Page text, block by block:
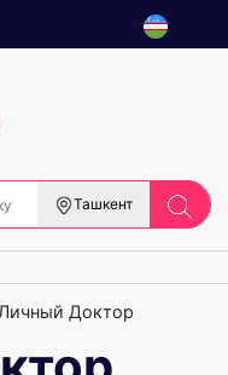
Ташкент
Доктор